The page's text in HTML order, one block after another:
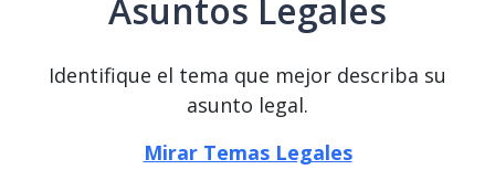
Asuntos Legales
Identifique el tema que mejor describa su
asunto legal.
Mirar Temas Legales